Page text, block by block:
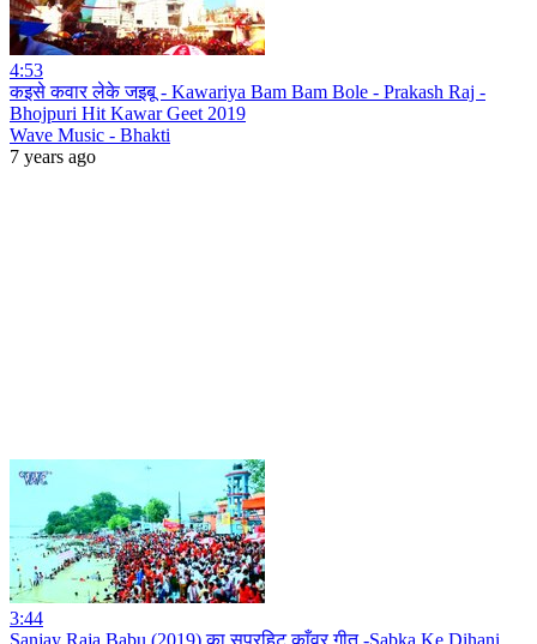
4:53
कइसे कवार लेके जइबू - Kawariya Bam Bam Bole - Prakash Raj -
Bhojpuri Hit Kawar Geet 2019
Wave Music - Bhakti
7 years ago
3:44